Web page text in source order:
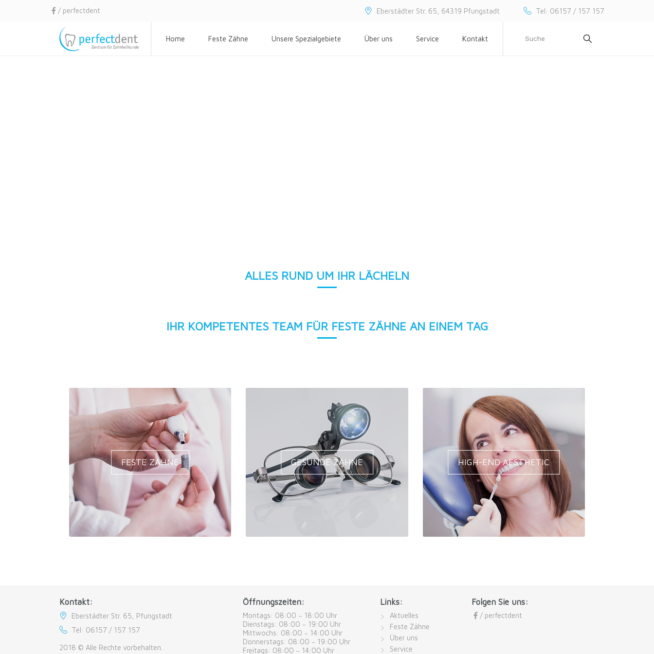
/ perfectdent Eberstädter Str. 65, 64319 Pfungstadt Tel: 06157 / 157 157
Home Feste Zähne Unsere Spezialgebiete Über uns Service Kontakt
ALLES RUND UM IHR LÄCHELN
IHR KOMPETENTES TEAM FÜR FESTE ZÄHNE AN EINEM TAG
FESTE ZÄHNE GESUNDE ZÄHNE HIGH-END AESTHETIC
Kontakt:
Eberstädter Str. 65, Pfungstadt
Tel: 06157 / 157 157
2018 © Alle Rechte vorbehalten.
Öffnungszeiten:
Montags: 08:00 − 18:00 Uhr
Dienstags: 08:00 − 19:00 Uhr
Mittwochs: 08:00 − 14:00 Uhr
Donnerstags: 08:00 − 19:00 Uhr
Freitags: 08:00 − 14:00 Uhr
Links:
Aktuelles
Feste Zähne
Über uns
Service
Folgen Sie uns:
/ perfectdent